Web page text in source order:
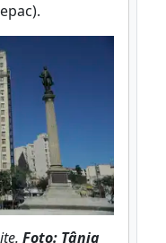
Foto: Tânia